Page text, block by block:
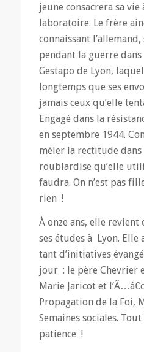
jeune consacrera sa
laboratoire. Le frère
connaissant
pendant la guerre
Gestapo de Lyon,
longtemps que ses
jamais ceux qu’elle
Engagé dans la
en septembre 1944.
mêler la rectitude dans
roublardise qu’elle
faudra. On n’est pas
rien !
À onze ans, elle
ses études à Lyon. Elle
tant d’initiatives
jour : le père Chevrier
Marie Jaricot et
Propagation de la Foi,
Semaines sociales.
patience !